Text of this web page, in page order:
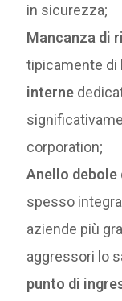
in sicurezza;
Mancanza di
tipicamente di
interne
corporation;
Anello debole
spesso
aziende più
aggressori lo
punto di